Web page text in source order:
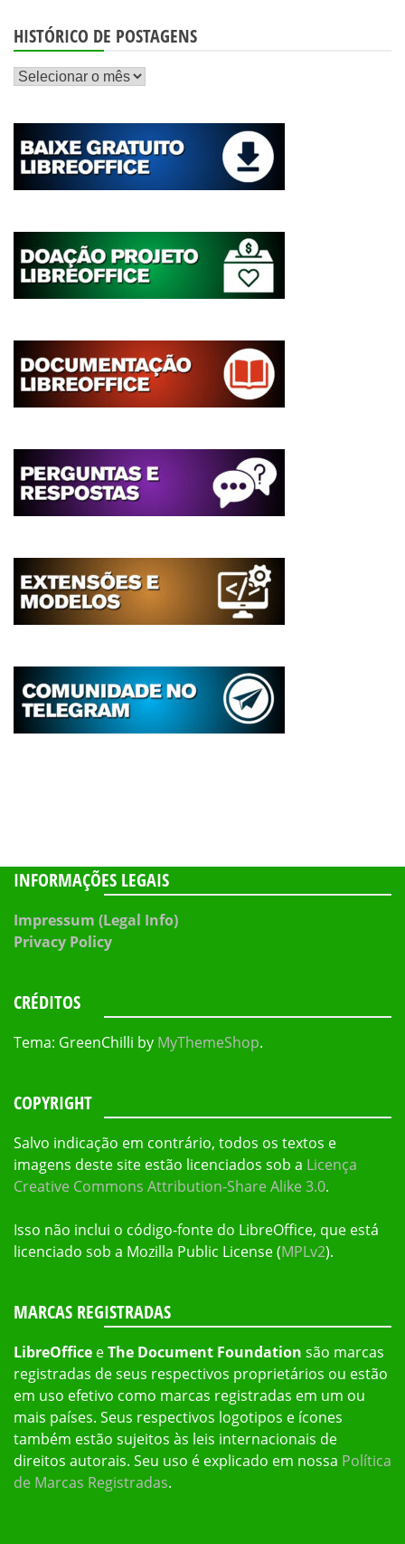
HISTÓRICO DE POSTAGENS
Histórico
postagens
INFORMAÇÕES LEGAIS
Impressum (Legal Info)
Privacy Policy
CRÉDITOS
Tema: GreenChilli by MyThemeShop.
COPYRIGHT
Salvo indicação em contrário, todos os textos e
imagens deste site estão licenciados sob a Licença
Creative Commons Attribution-Share Alike 3.0.
Isso não inclui o código-fonte do LibreOffice, que está
licenciado sob a Mozilla Public License (MPLv2).
MARCAS REGISTRADAS
LibreOffice eThe Document Foundation são marcas
registradas de seus respectivos proprietários ou estão
em uso efetivo como marcas registradas em um ou
mais países. Seus respectivos logotipos e ícones
também estão sujeitos às leis internacionais de
direitos autorais. Seu uso é explicado em nossa Política
de Marcas Registradas.